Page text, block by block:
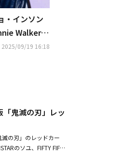
・インソン
Walker B
2025/09/19 16:18
「鬼滅の刃」レッ
の刃」のレッドカー
のソユ、FIFTY FIFT